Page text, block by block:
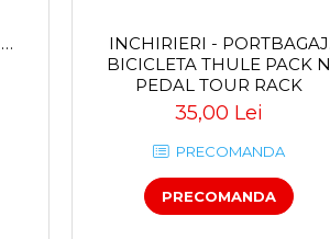
INCHIRIERI - PORTBAGAJ
BICICLETA THULE PACK N
PEDAL TOUR RACK
35,00 Lei
PRECOMANDA
PRECOMANDA